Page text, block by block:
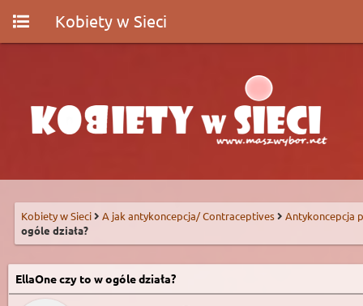
Kobiety w Sieci
Kobiety w Sieci A jak antykoncepcja/ Contraceptives
Antykoncepcja
ogóle działa?
EllaOne czy to w ogóle działa?